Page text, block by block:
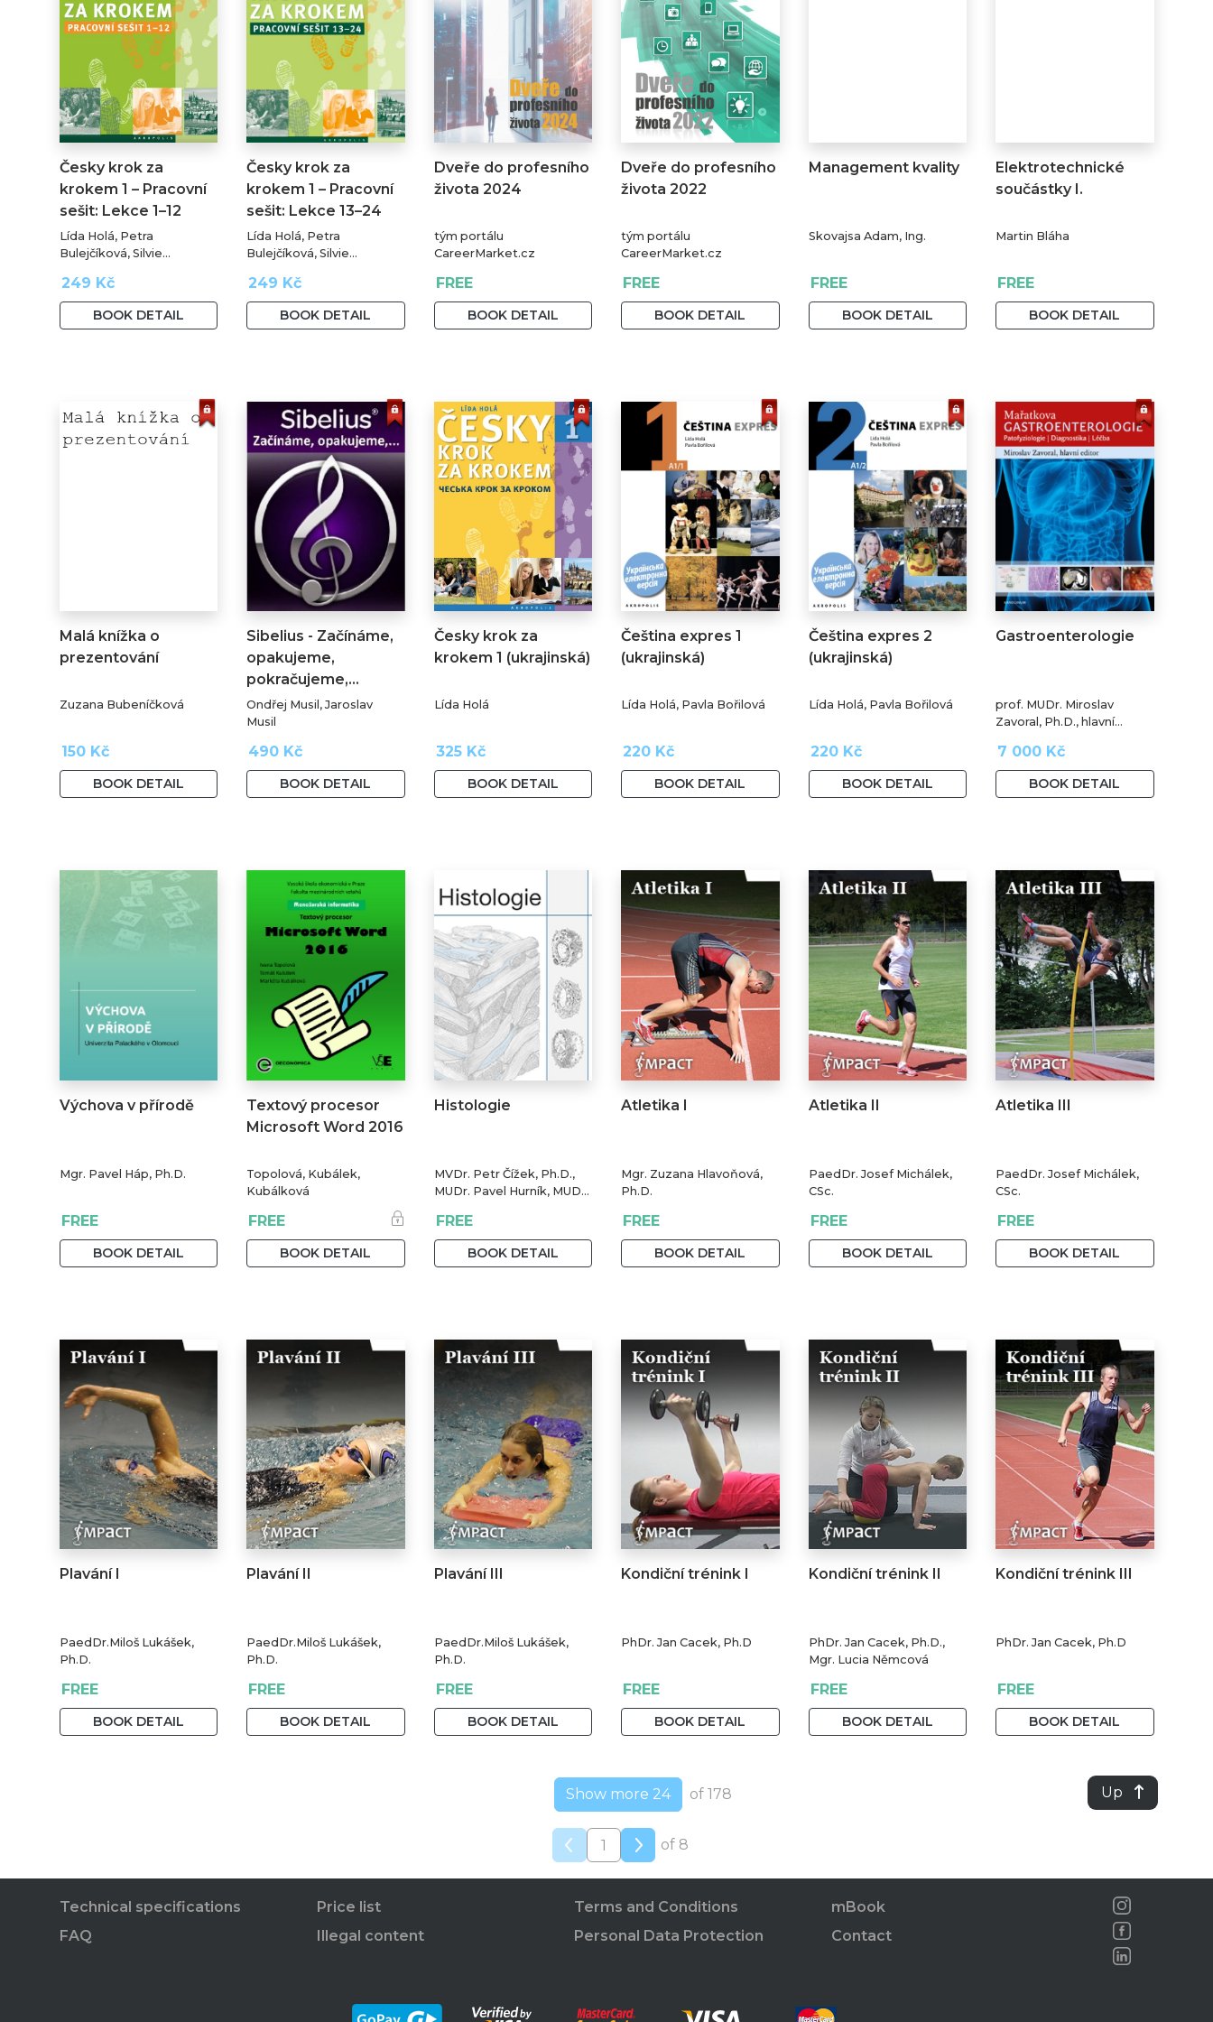
Česky krok za
krokem 1 – Pracovní
sešit: Lekce 1–12
Lída Holá, Petra
Bulejčíková, Silvie
249 Kč
BOOK DETAIL
Česky krok za
krokem 1 – Pracovní
sešit: Lekce 13–24
Lída Holá, Petra
Bulejčíková, Silvie
249 Kč
BOOK DETAIL
Dveře do profesního
života 2024
tým portálu
CareerMarket.cz
FREE
BOOK DETAIL
Dveře do profesního
života 2022
tým portálu
CareerMarket.cz
FREE
BOOK DETAIL
Management kvality
Skovajsa Adam, Ing.
FREE
BOOK DETAIL
Elektrotechnické
součástky I.
Martin Bláha
FREE
BOOK DETAIL
Malá knížka o
prezentování
Zuzana Bubeníčková
150 Kč
BOOK DETAIL
Sibelius - Začínáme,
opakujeme,
pokračujeme,...
Ondřej Musil, Jaroslav
Musil
490 Kč
BOOK DETAIL
Česky krok za
krokem 1 (ukrajinská)
Lída Holá
325 Kč
BOOK DETAIL
Čeština expres 1
(ukrajinská)
Lída Holá, Pavla Bořilová
220 Kč
BOOK DETAIL
Čeština expres 2
(ukrajinská)
Lída Holá, Pavla Bořilová
220 Kč
BOOK DETAIL
Gastroenterologie
prof. MUDr. Miroslav
Zavoral, Ph.D., hlavní
7 000 Kč
BOOK DETAIL
Výchova v přírodě
Mgr. Pavel Háp, Ph.D.
FREE
BOOK DETAIL
Textový procesor
Microsoft Word 2016
Topolová, Kubálek,
Kubálková
FREE
BOOK DETAIL
Histologie
MVDr. Petr Čížek, Ph.D.,
MUDr. Pavel Hurník, MUDr.
Pruša, MUDr. Lenka
Krejčířová, Ph.D.
FREE
BOOK DETAIL
Atletika I
Mgr. Zuzana Hlavoňová,
Ph.D.
FREE
BOOK DETAIL
Atletika II
PaedDr. Josef Michálek,
CSc.
FREE
BOOK DETAIL
Atletika III
PaedDr. Josef Michálek,
CSc.
FREE
BOOK DETAIL
Plavání I
PaedDr.Miloš Lukášek,
Ph.D.
FREE
BOOK DETAIL
Plavání II
PaedDr.Miloš Lukášek,
Ph.D.
FREE
BOOK DETAIL
Plavání III
PaedDr.Miloš Lukášek,
Ph.D.
FREE
BOOK DETAIL
Kondiční trénink I
PhDr. Jan Cacek, Ph.D
FREE
BOOK DETAIL
Kondiční trénink II
PhDr. Jan Cacek, Ph.D.,
Mgr. Lucia Němcová
FREE
BOOK DETAIL
Kondiční trénink III
PhDr. Jan Cacek, Ph.D
FREE
BOOK DETAIL
Up
Show more 24 of 178
of 8
Technical specifications
FAQ
Price list
Illegal content
Terms and Conditions
Personal Data Protection
mBook
Contact